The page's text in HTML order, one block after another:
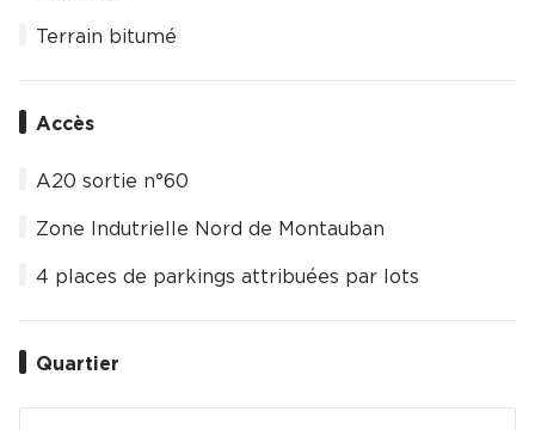
Terrain bitumé
Accès
A20 sortie n°60
Zone Indutrielle Nord de Montauban
4 places de parkings attribuées par lots
Quartier